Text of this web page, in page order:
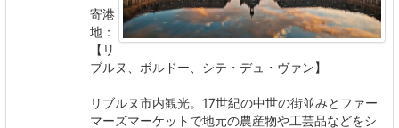
寄港
地：
【リ
ブルヌ、ボルドー、シテ・デュ・ヴァン】
リブルヌ市内観光。17世紀の中世の街並みとファー
マーズマーケットで地元の農産物や工芸品などをシ